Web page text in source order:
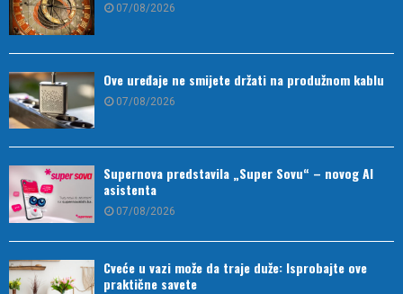
07/08/2026
Ove uređaje ne smijete držati na produžnom kablu
07/08/2026
Supernova predstavila „Super Sovu“ – novog AI
asistenta
07/08/2026
Cveće u vazi može da traje duže: Isprobajte ove
praktične savete